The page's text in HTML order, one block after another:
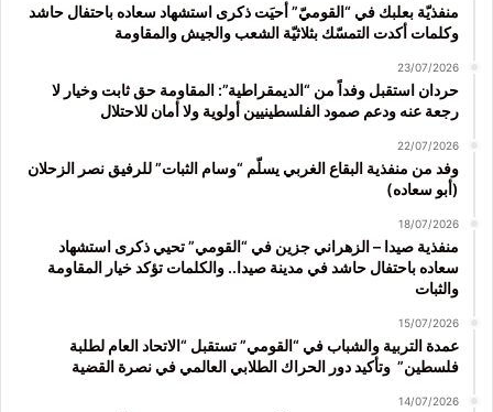
منفذيّة بعلبك في “القوميّ” أحيَت ذكرى استشهاد سعاده باحتفال حاشد
وكلمات أكدت التمسّك بثلاثيّة الشعب والجيش والمقاومة
23/07/2026
حردان استقبل وفداً من “الديمقراطية”: المقاومة حق ثابت وخيار لا
رجعة عنه ودعم صمود الفلسطينيين أولوية ولا أمان للاحتلال
22/07/2026
وفد من منفذية البقاع الغربي يسلّم “وسام الثبات” للرفيق نصر الزحلان
(أبو سعاده)
18/07/2026
منفذية صيدا – الزهراني جزين في “القومي” تحيي ذكرى استشهاد
سعاده باحتفال حاشد في مدينة صيدا.. والكلمات تؤكد خيار المقاومة
والثبات
15/07/2026
عمدة التربية والشباب في “القومي” تستقبل “الاتحاد العام لطلبة
فلسطين” وتأكيد دور الحراك الطلابي العالمي في نصرة القضية
14/07/2026